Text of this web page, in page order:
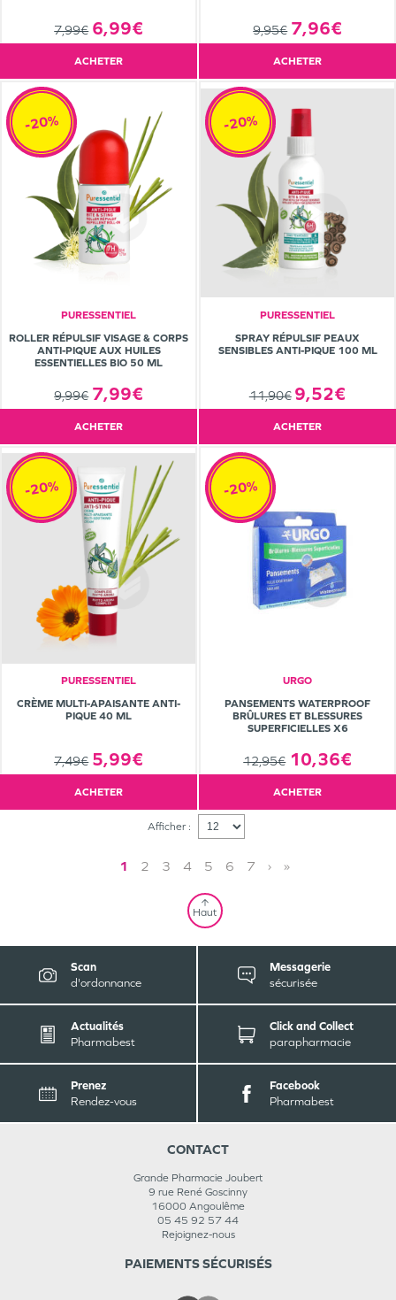
7,99€ 6,99€
ACHETER
9,95€ 7,96€
ACHETER
PURESSENTIEL
ROLLER RÉPULSIF VISAGE & CORPS
ANTI-PIQUE AUX HUILES
ESSENTIELLES BIO 50 ML
9,99€ 7,99€
-20%
ACHETER
PURESSENTIEL
SPRAY RÉPULSIF PEAUX
SENSIBLES ANTI-PIQUE 100 ML
11,90€ 9,52€
-20%
ACHETER
PURESSENTIEL
CRÈME MULTI-APAISANTE ANTI-
PIQUE 40 ML
7,49€ 5,99€
-20%
ACHETER
URGO
PANSEMENTS WATERPROOF
BRÛLURES ET BLESSURES
SUPERFICIELLES X6
12,95€ 10,36€
-20%
ACHETER
Afficher :
1 2 3 4 5 6 7 › »
Haut
Scan
d'ordonnance
Messagerie
sécurisée
Actualités
Pharmabest
Click and Collect
parapharmacie
Prenez
Rendez-vous
Facebook
Pharmabest
CONTACT
Grande Pharmacie Joubert
9 rue René Goscinny
16000 Angoulême
05 45 92 57 44
Rejoignez-nous
PAIEMENTS SÉCURISÉS